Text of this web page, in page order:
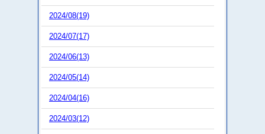
2024/08(19)
2024/07(17)
2024/06(13)
2024/05(14)
2024/04(16)
2024/03(12)